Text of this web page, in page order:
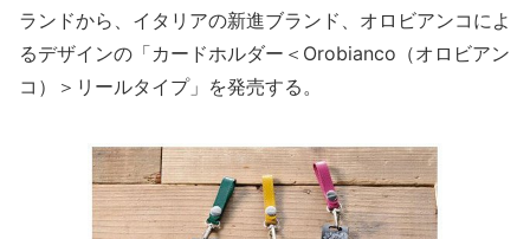
ランドから、イタリアの新進ブランド、オロビアンコによ
るデザインの「カードホルダー＜Orobianco（オロビアン
コ）＞リールタイプ」を発売する。